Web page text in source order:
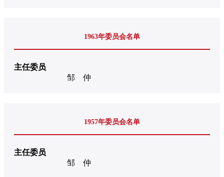
1963年委员会名单
主任委员
邹 仲
1957年委员会名单
主任委员
邹 仲